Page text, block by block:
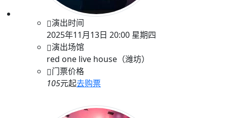
演出时间
2025年11月13日 20:00 星期四
演出场馆
red one live house（潍坊）
门票价格
105元起去购票